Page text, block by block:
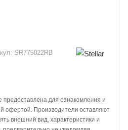
SR775022RB
для ознакомления и
офертой. Производители оставляют
внешний вид, характеристики и